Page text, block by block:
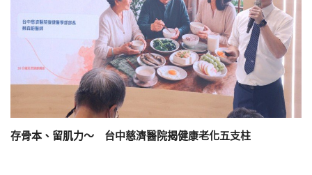
存骨本、留肌力～ 台中慈濟醫院揭健康老化五支柱